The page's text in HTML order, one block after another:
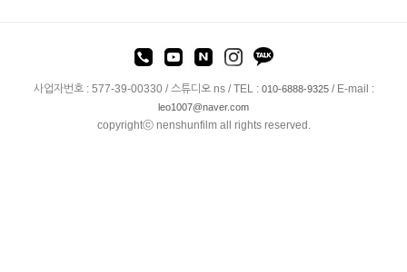
사업자번호 : 577-39-00330 / 스튜디오 ns / TEL : 010-6888-9325/ E-mail :
leo1007@naver.com
copyrightⓒ nenshunfilm all rights reserved.